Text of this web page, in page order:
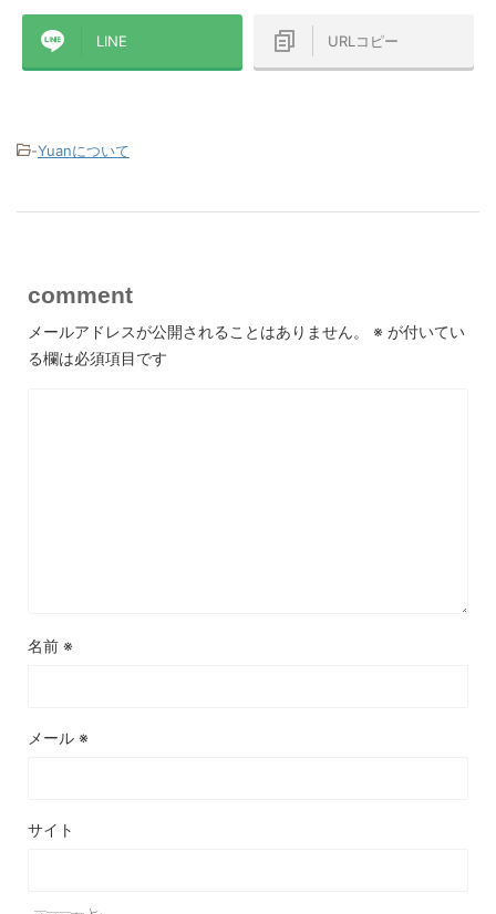
LINE URLコピー
-Yuanについて
comment
メールアドレスが公開されることはありません。 ※ が付いてい
る欄は必須項目です
名前 ※
メール ※
サイト